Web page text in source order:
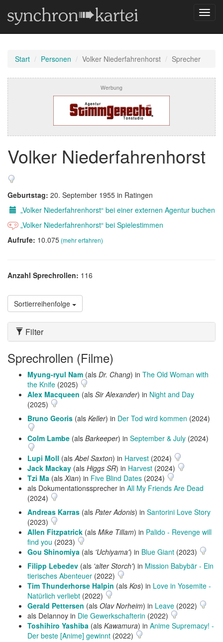
Start Personen Volker Niederfahrenhorst Sprecher
Werbung
Volker Niederfahrenhorst
Geburtstag: 20. September 1955 in Ratingen
„Volker Niederfahrenhorst“ bei einer externen Agentur buchen
„Volker Niederfahrenhorst“ bei Spielestimmen
Aufrufe: 10.075(mehr erfahren)
Anzahl Sprechrollen: 116
Sortierreihenfolge
Filter
Sprechrollen (Filme)
Myung-ryul Nam (als Dr. Chang) in The Old Woman with
the Knife (2025)
Alex Macqueen (als Sir Alexander) in Night and Day
(2025)
Bruno Georis (als Keller) in Der Tod wird kommen (2024)
Colm Lambe (als Barkeeper) in September & July (2024)
Lupi Moll (alsAbel Saxton) in Harvest (2024)
Jack Mackay (als Higgs SR) in Harvest (2024)
Tzi Ma (als Xian) in Five Blind Dates (2024)
als Dokumentationssprecher in All My Friends Are Dead
(2024)
Andreas Karras (als Pater Adonis) in Santorini Love Story
(2023)
Allen Fitzpatrick (als Mike Tillam) in Palido - Revenge will
find you (2023)
Gou Shinomiya (als 'Uchiyama') in Blue Giant (2023)
Filipp Lebedev (als 'alter Storch') in Mission Babybär - Ein
tierisches Abenteuer (2022)
Tim Thunderhorse Halpin (als Kos) in Love in Yosemite -
Natürlich verliebt (2022)
Gerald Pettersen (als Olav Norheim) in Leave (2022)
als Delannoy in Die Gewerkschafterin (2022)
Toshihiro Yashiba (als Kawamura) in Anime Supremacy! -
Der beste [Anime] gewinnt (2022)